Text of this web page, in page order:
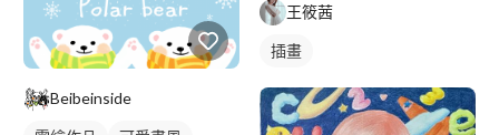
Beibeinside
王筱茜
插畫